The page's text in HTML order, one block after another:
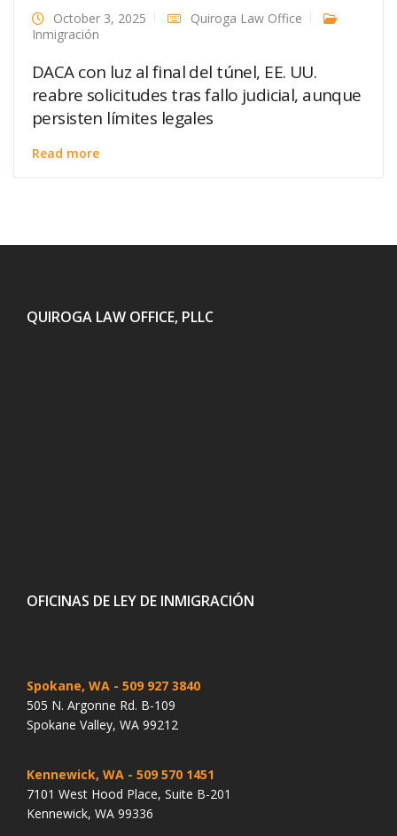
October 3, 2025
Quiroga Law Office
Inmigración
DACA con luz al final del túnel, EE. UU.
reabre solicitudes tras fallo judicial, aunque
persisten límites legales
Read more
QUIROGA LAW OFFICE, PLLC
OFICINAS DE LEY DE INMIGRACIÓN
Spokane, WA - 509 927 3840
505 N. Argonne Rd. B-109
Spokane Valley, WA 99212
Kennewick, WA - 509 570 1451
7101 West Hood Place, Suite B-201
Kennewick, WA 99336